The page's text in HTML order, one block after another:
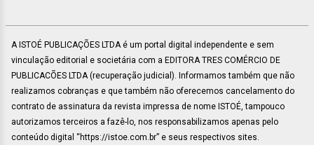
A ISTOÉ PUBLICAÇÕES LTDA é um portal digital independente e sem
vinculação editorial e societária com a EDITORA TRES COMÉRCIO DE
PUBLICACÕES LTDA (recuperação judicial). Informamos também que não
realizamos cobranças e que também não oferecemos cancelamento do
contrato de assinatura da revista impressa de nome ISTOÉ, tampouco
autorizamos terceiros a fazê-lo, nos responsabilizamos apenas pelo
conteúdo digital “https://istoe.com.br” e seus respectivos sites.